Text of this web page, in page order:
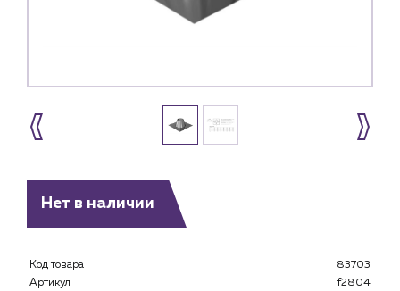
Каталог
Нет в наличии
Код товара
83703
Артикул
f2804